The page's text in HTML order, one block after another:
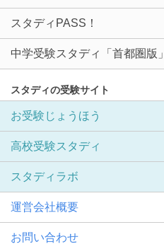
スタディPASS！
中学受験スタディ「首都圏版」
スタディの受験サイト
お受験じょうほう
高校受験スタディ
スタディラボ
運営会社概要
お問い合わせ